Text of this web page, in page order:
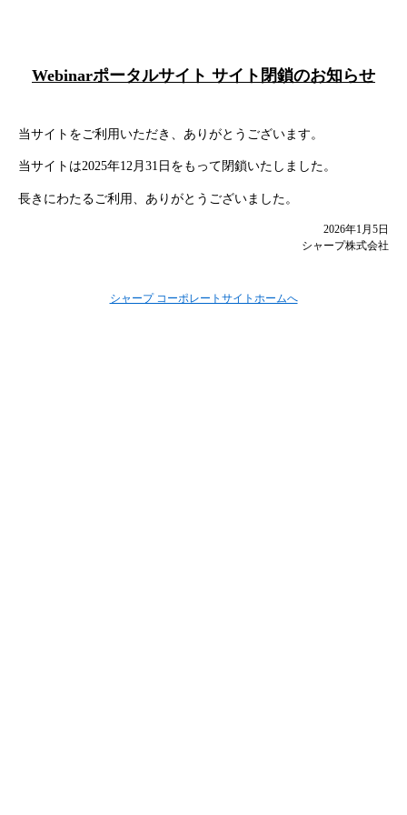
Webinarポータルサイト サイト閉鎖のお知らせ
当サイトをご利用いただき、ありがとうございます。
当サイトは2025年12月31日をもって閉鎖いたしました。
長きにわたるご利用、ありがとうございました。
2026年1月5日
シャープ株式会社
シャープ コーポレートサイトホームへ